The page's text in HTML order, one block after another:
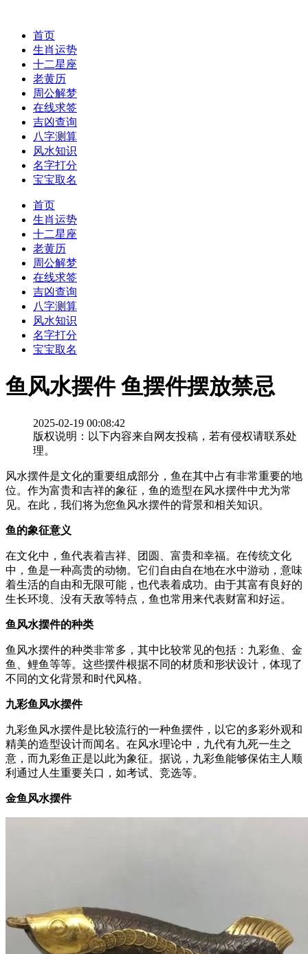
首页
生肖运势
十二星座
老黄历
周公解梦
在线求签
吉凶查询
八字测算
风水知识
名字打分
宝宝取名
首页
生肖运势
十二星座
老黄历
周公解梦
在线求签
吉凶查询
八字测算
风水知识
名字打分
宝宝取名
鱼风水摆件 鱼摆件摆放禁忌
2025-02-19 00:08:42
版权说明：以下内容来自网友投稿，若有侵权请联系处
理。
风水摆件是文化的重要组成部分，鱼在其中占有非常重要的地
位。作为富贵和吉祥的象征，鱼的造型在风水摆件中尤为常
见。在此，我们将为您鱼风水摆件的背景和相关知识。
鱼的象征意义
在文化中，鱼代表着吉祥、团圆、富贵和幸福。在传统文化
中，鱼是一种高贵的动物。它们自由自在地在水中游动，意味
着生活的自由和无限可能，也代表着成功。由于其富有良好的
生长环境、没有天敌等特点，鱼也常用来代表财富和好运。
鱼风水摆件的种类
鱼风水摆件的种类非常多，其中比较常见的包括：九彩鱼、金
鱼、鲤鱼等等。这些摆件根据不同的材质和形状设计，体现了
不同的文化背景和时代风格。
九彩鱼风水摆件
九彩鱼风水摆件是比较流行的一种鱼摆件，以它的多彩外观和
精美的造型设计而闻名。在风水理论中，九代有九死一生之
意，而九彩鱼正是以此为象征。据说，九彩鱼能够保佑主人顺
利通过人生重要关口，如考试、竞选等。
金鱼风水摆件